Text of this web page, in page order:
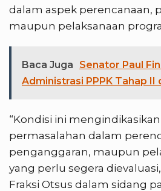
dalam aspek perencanaan,
maupun pelaksanaan
Baca Juga
Senator Paul
Administrasi PPPK Tahap II
“Kondisi ini
permasalahan dalam
penganggaran, maupun
yang perlu segera
Fraksi Otsus dalam sidang